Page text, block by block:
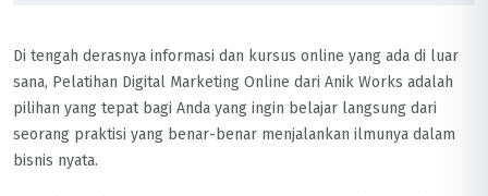
Di tengah derasnya informasi dan kursus online yang ada di luar
sana, Pelatihan Digital Marketing Online dari Anik Works adalah
pilihan yang tepat bagi Anda yang ingin belajar langsung dari
seorang praktisi yang benar-benar menjalankan ilmunya dalam
bisnis nyata.